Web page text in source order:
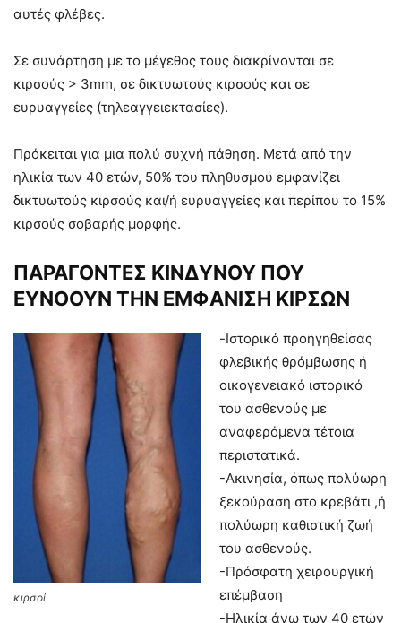
αυτές φλέβες.
Σε συνάρτηση με το μέγεθος τους διακρίνονται σε
κιρσούς > 3mm, σε δικτυωτούς κιρσούς και σε
ευρυαγγείες (τηλεαγγειεκτασίες).
Πρόκειται για μια πολύ συχνή πάθηση. Μετά από την
ηλικία των 40 ετών, 50% του πληθυσμού εμφανίζει
δικτυωτούς κιρσούς και/ή ευρυαγγείες και περίπου το 15%
κιρσούς σοβαρής μορφής.
ΠΑΡΑΓΟΝΤΕΣ ΚΙΝΔΥΝΟΥ ΠΟΥ
ΕΥΝΟΟΥΝ ΤΗΝ ΕΜΦΑΝΙΣΗ ΚΙΡΣΩΝ
κιρσοί
-Ιστορικό προηγηθείσας
φλεβικής θρόμβωσης ή
οικογενειακό ιστορικό
του ασθενούς με
αναφερόμενα τέτοια
περιστατικά.
-Ακινησία, όπως πολύωρη
ξεκούραση στο κρεβάτι ,ή
πολύωρη καθιστική ζωή
του ασθενούς.
-Πρόσφατη χειρουργική
επέμβαση
-Ηλικία άνω των 40 ετών